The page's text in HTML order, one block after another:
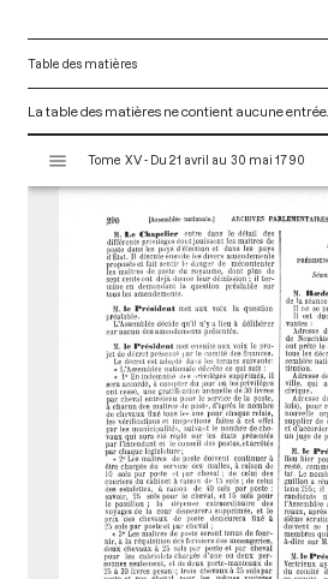
Table des matières
La table des matières ne contient aucune entrée.
s
Tome XV - Du 21 avril au 30 mai 1790